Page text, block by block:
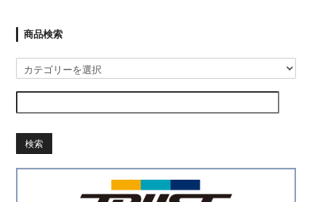
商品検索
検索